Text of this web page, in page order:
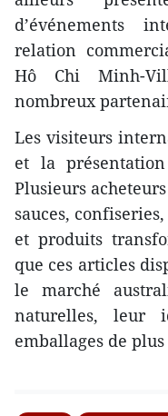
d’événements
relation
Hô Chi Minh-
nombreux
Les visiteurs
et la
Plusieurs
sauces,
et produits
que ces articles
le marché
naturelles, leur
emballages de